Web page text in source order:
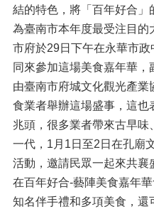
結的特色，將「百年好合
為臺南市本年度最受注目的
市府於29日下午在永華市
同來參加這場美食嘉年華
由臺南市府城文化觀光產
食業者舉辦這場盛事，這
兆頭，很多業者帶來古早
一代，1月1日至2日在孔廟
活動，邀請民眾一起來共襄
在百年好合-藝陣美食嘉年
知名伴手禮和多項美食，